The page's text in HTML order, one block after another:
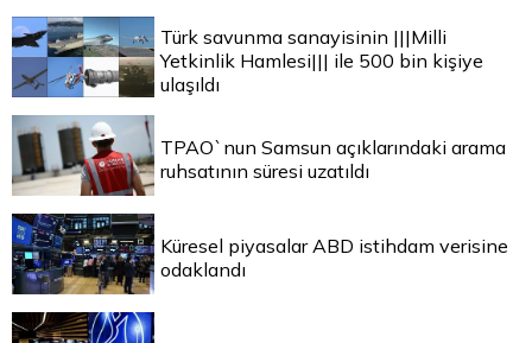
Türk savunma sanayisinin |||Milli
Yetkinlik Hamlesi||| ile 500 bin kişiye
ulaşıldı
TPAO`nun Samsun açıklarındaki arama
ruhsatının süresi uzatıldı
Küresel piyasalar ABD istihdam verisine
odaklandı